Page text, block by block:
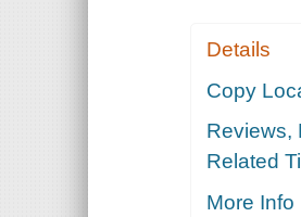
Details
Copy
Reviews,
Related
More Info